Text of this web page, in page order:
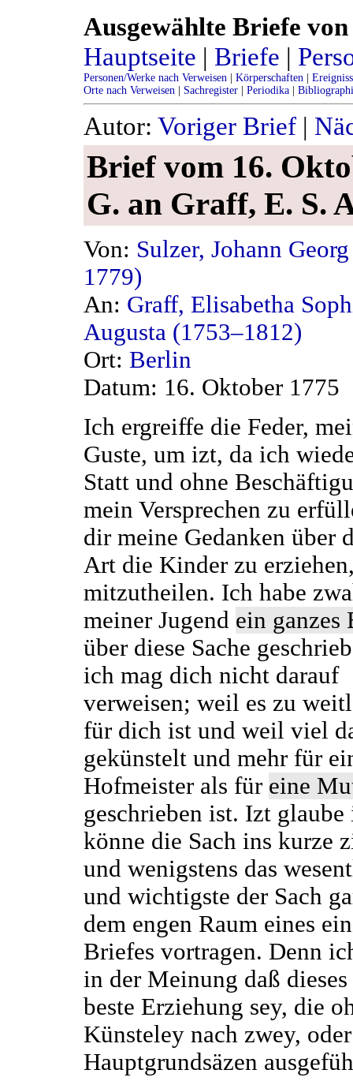
Ausgewählte Briefe
Hauptseite | Briefe |
Personen/Werke nach Verweisen | Körperschaften |
Orte nach Verweisen | Sachregister | Periodika |
Autor: Voriger Brief |
Brief vom 16.
G. an Graff, E. S.
Von: Sulzer, Johann
1779)
An: Graff, Elisabetha
Augusta (1753–1812)
Ort: Berlin
Datum: 16. Oktober 1775
Ich ergreiffe die Feder,
Guste, um izt, da ich
Statt und ohne
mein Versprechen zu
dir meine Gedanken über
Art die Kinder zu
mitzutheilen. Ich habe
meiner Jugend ein ganzes
über diese Sache
ich mag dich nicht darauf
verweisen; weil es zu
für dich ist und weil viel
gekünstelt und mehr für
Hofmeister als für eine
geschrieben ist. Izt glaube
könne die Sach ins kurze
und wenigstens das
und wichtigste der Sach
dem engen Raum eines
Briefes vortragen. Denn
in der Meinung daß
beste Erziehung sey, die
Künsteley nach zwey,
Hauptgrundsäzen